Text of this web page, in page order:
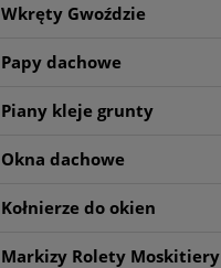
Wkręty Gwoździe
Papy dachowe
Piany kleje grunty
Okna dachowe
Kołnierze do okien
Markizy Rolety Moskitiery